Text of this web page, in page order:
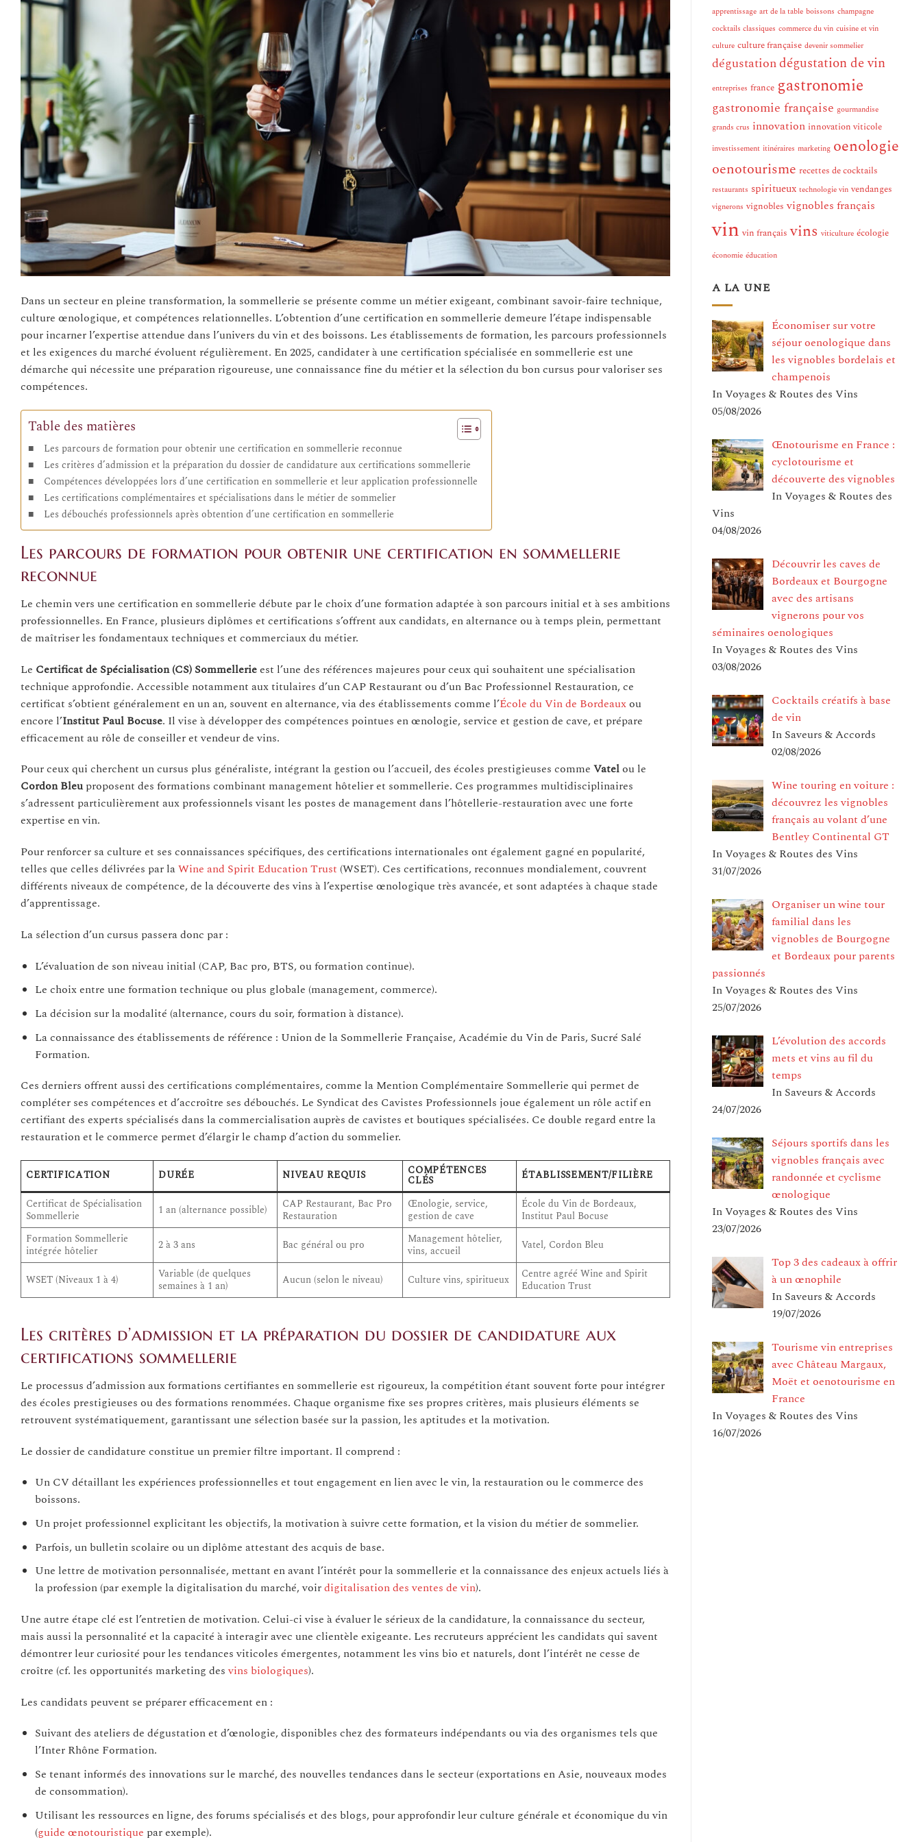
Dans un secteur en pleine transformation, la sommellerie se présente comme un métier exigeant, combinant savoir-faire technique,
culture œnologique, et compétences relationnelles. L’obtention d’une certification en sommellerie demeure l’étape indispensable
pour incarner l’expertise attendue dans l’univers du vin et des boissons. Les établissements de formation, les parcours professionnels
et les exigences du marché évoluent régulièrement. En 2025, candidater à une certification spécialisée en sommellerie est une
démarche qui nécessite une préparation rigoureuse, une connaissance fine du métier et la sélection du bon cursus pour valoriser ses
compétences.
Table des matières
Les parcours de formation pour obtenir une certification en sommellerie reconnue
Les critères d’admission et la préparation du dossier de candidature aux certifications sommellerie
Compétences développées lors d’une certification en sommellerie et leur application professionnelle
Les certifications complémentaires et spécialisations dans le métier de sommelier
Les débouchés professionnels après obtention d’une certification en sommellerie
Les parcours de formation pour obtenir une certification en sommellerie
reconnue
Le chemin vers une certification en sommellerie débute par le choix d’une formation adaptée à son parcours initial et à ses ambitions
professionnelles. En France, plusieurs diplômes et certifications s’offrent aux candidats, en alternance ou à temps plein, permettant
de maîtriser les fondamentaux techniques et commerciaux du métier.
Le Certificat de Spécialisation (CS) Sommellerieest l’une des références majeures pour ceux qui souhaitent une spécialisation
technique approfondie. Accessible notamment aux titulaires d’un CAP Restaurant ou d’un Bac Professionnel Restauration, ce
certificat s’obtient généralement en un an, souvent en alternance, via des établissements comme l’École du Vin de Bordeauxou
encore l’Institut Paul Bocuse. Il vise à développer des compétences pointues en œnologie, service et gestion de cave, et prépare
efficacement au rôle de conseiller et vendeur de vins.
Pour ceux qui cherchent un cursus plus généraliste, intégrant la gestion ou l’accueil, des écoles prestigieuses comme Vatelou le
Cordon Bleuproposent des formations combinant management hôtelier et sommellerie. Ces programmes multidisciplinaires
s’adressent particulièrement aux professionnels visant les postes de management dans l’hôtellerie-restauration avec une forte
expertise en vin.
Pour renforcer sa culture et ses connaissances spécifiques, des certifications internationales ont également gagné en popularité,
telles que celles délivrées par laWine and Spirit Education Trust (WSET). Ces certifications, reconnues mondialement, couvrent
différents niveaux de compétence, de la découverte des vins à l’expertise œnologique très avancée, et sont adaptées à chaque stade
d’apprentissage.
La sélection d’un cursus passera donc par :
L’évaluation de son niveau initial (CAP, Bac pro, BTS, ou formation continue).
Le choix entre une formation technique ou plus globale (management, commerce).
La décision sur la modalité (alternance, cours du soir, formation à distance).
La connaissance des établissements de référence : Union de la Sommellerie Française, Académie du Vin de Paris, Sucré Salé
Formation.
Ces derniers offrent aussi des certifications complémentaires, comme la Mention Complémentaire Sommellerie qui permet de
compléter ses compétences et d’accroître ses débouchés. Le Syndicat des Cavistes Professionnels joue également un rôle actif en
certifiant des experts spécialisés dans la commercialisation auprès de cavistes et boutiques spécialisées. Ce double regard entre la
restauration et le commerce permet d’élargir le champ d’action du sommelier.
CERTIFICATION DURÉE NIVEAU REQUIS COMPÉTENCES
CLÉS
ÉTABLISSEMENT/FILIÈRE
Certificat de Spécialisation
Sommellerie
1 an (alternance possible)
CAP Restaurant, Bac Pro
Restauration
Œnologie, service,
gestion de cave
École du Vin de Bordeaux,
Institut Paul Bocuse
Formation Sommellerie
intégrée hôtelier
2 à 3 ans Bac général ou pro
Management hôtelier,
vins, accueil
Vatel, Cordon Bleu
WSET (Niveaux 1 à 4)
Variable (de quelques
semaines à 1 an)
Aucun (selon le niveau) Culture vins, spiritueux
Centre agréé Wine and Spirit
Education Trust
Les critères d’admission et la préparation du dossier de candidature aux
certifications sommellerie
Le processus d’admission aux formations certifiantes en sommellerie est rigoureux, la compétition étant souvent forte pour intégrer
des écoles prestigieuses ou des formations renommées. Chaque organisme fixe ses propres critères, mais plusieurs éléments se
retrouvent systématiquement, garantissant une sélection basée sur la passion, les aptitudes et la motivation.
Le dossier de candidature constitue un premier filtre important. Il comprend :
Un CV détaillant les expériences professionnelles et tout engagement en lien avec le vin, la restauration ou le commerce des
boissons.
Un projet professionnel explicitant les objectifs, la motivation à suivre cette formation, et la vision du métier de sommelier.
Parfois, un bulletin scolaire ou un diplôme attestant des acquis de base.
Une lettre de motivation personnalisée, mettant en avant l’intérêt pour la sommellerie et la connaissance des enjeux actuels liés à
la profession (par exemple la digitalisation du marché, voirdigitalisation des ventes de vin).
Une autre étape clé est l’entretien de motivation. Celui-ci vise à évaluer le sérieux de la candidature, la connaissance du secteur,
mais aussi la personnalité et la capacité à interagir avec une clientèle exigeante. Les recruteurs apprécient les candidats qui savent
démontrer leur curiosité pour les tendances viticoles émergentes, notamment les vins bio et naturels, dont l’intérêt ne cesse de
croître (cf. les opportunités marketing desvins biologiques).
Les candidats peuvent se préparer efficacement en :
Suivant des ateliers de dégustation et d’œnologie, disponibles chez des formateurs indépendants ou via des organismes tels que
l’Inter Rhône Formation.
Se tenant informés des innovations sur le marché, des nouvelles tendances dans le secteur (exportations en Asie, nouveaux modes
de consommation).
Utilisant les ressources en ligne, des forums spécialisés et des blogs, pour approfondir leur culture générale et économique du vin
(guide œnotouristique par exemple).
apprentissage art de la table boissons champagne
cocktails classiques commerce du vin cuisine et vin
culture culture française devenir sommelier
dégustationdégustation de vin
entreprises france gastronomie
gastronomie française gourmandise
grands crus innovation innovation viticole
investissement itinéraires marketing oenologie
oenotourisme recettes de cocktails
restaurants spiritueux technologie vin vendanges
vignerons vignobles vignobles français
vin vin français vins viticulture écologie
économie éducation
A LA UNE
Économiser sur votre
séjour oenologique dans
les vignobles bordelais et
champenois
In Voyages & Routes des Vins
05/08/2026
Œnotourisme en France :
cyclotourisme et
découverte des vignobles
In Voyages & Routes des
Vins
04/08/2026
Découvrir les caves de
Bordeaux et Bourgogne
avec des artisans
vignerons pour vos
séminaires oenologiques
In Voyages & Routes des Vins
03/08/2026
Cocktails créatifs à base
de vin
In Saveurs & Accords
02/08/2026
Wine touring en voiture :
découvrez les vignobles
français au volant d’une
Bentley Continental GT
In Voyages & Routes des Vins
31/07/2026
Organiser un wine tour
familial dans les
vignobles de Bourgogne
et Bordeaux pour parents
passionnés
In Voyages & Routes des Vins
25/07/2026
L’évolution des accords
mets et vins au fil du
temps
In Saveurs & Accords
24/07/2026
Séjours sportifs dans les
vignobles français avec
randonnée et cyclisme
œnologique
In Voyages & Routes des Vins
23/07/2026
Top 3 des cadeaux à offrir
à un œnophile
In Saveurs & Accords
19/07/2026
Tourisme vin entreprises
avec Château Margaux,
Moët et oenotourisme en
France
In Voyages & Routes des Vins
16/07/2026